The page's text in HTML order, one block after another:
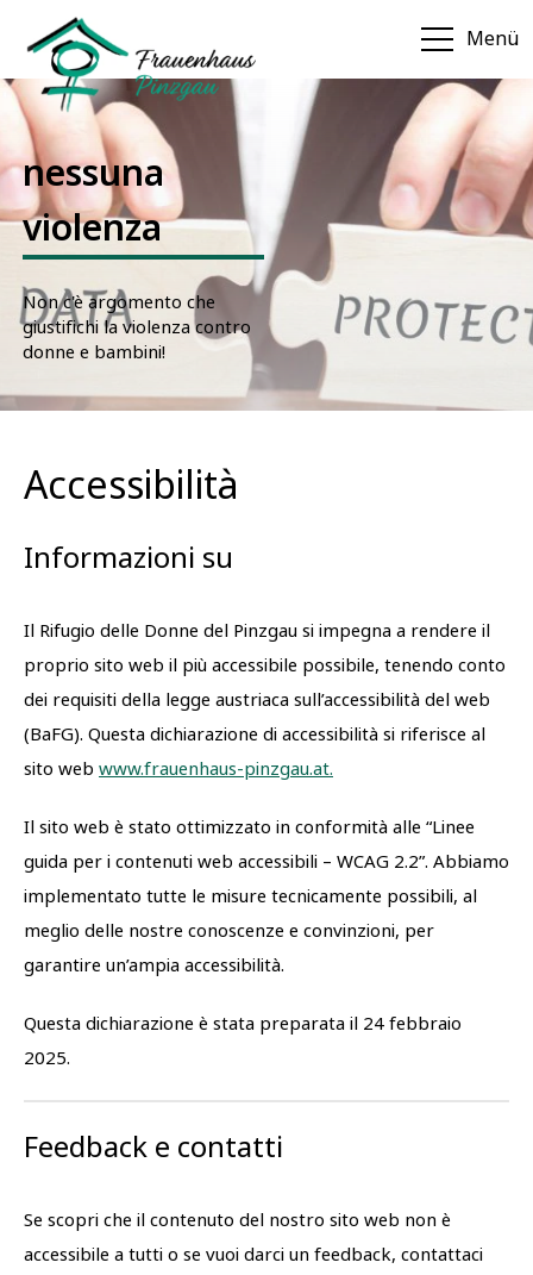
Menü
nessuna
violenza
Non c'è argomento che
giustifichi la violenza contro
donne e bambini!
Accessibilità
Informazioni su
Il Rifugio delle Donne del Pinzgau si impegna a rendere il
proprio sito web il più accessibile possibile, tenendo conto
dei requisiti della legge austriaca sull’accessibilità del web
(BaFG). Questa dichiarazione di accessibilità si riferisce al
sito web www.frauenhaus-pinzgau.at.
Il sito web è stato ottimizzato in conformità alle “Linee
guida per i contenuti web accessibili – WCAG 2.2”. Abbiamo
implementato tutte le misure tecnicamente possibili, al
meglio delle nostre conoscenze e convinzioni, per
garantire un’ampia accessibilità.
Questa dichiarazione è stata preparata il 24 febbraio
2025.
Feedback e contatti
Se scopri che il contenuto del nostro sito web non è
accessibile a tutti o se vuoi darci un feedback, contattaci